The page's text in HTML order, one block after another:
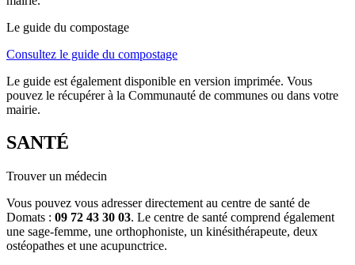
Le guide du compostage
Consultez le guide du compostage
Le guide est également disponible en version imprimée. Vous
pouvez le récupérer à la Communauté de communes ou dans votre
mairie.
SANTÉ
Trouver un médecin
Vous pouvez vous adresser directement au centre de santé de
Domats : 09 72 43 30 03. Le centre de santé comprend également
une sage-femme, une orthophoniste, un kinésithérapeute, deux
ostéopathes et une acupunctrice.